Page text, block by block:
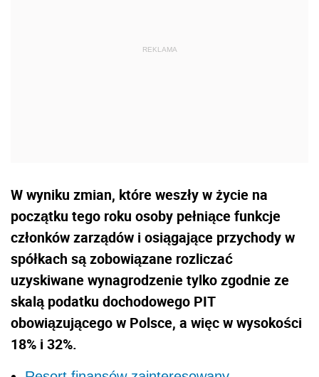
W wyniku zmian, które weszły w życie na
początku tego roku osoby pełniące funkcje
członków zarządów i osiągające przychody w
spółkach są zobowiązane rozliczać
uzyskiwane wynagrodzenie tylko zgodnie ze
skalą podatku dochodowego PIT
obowiązującego w Polsce, a więc w wysokości
18% i 32%.